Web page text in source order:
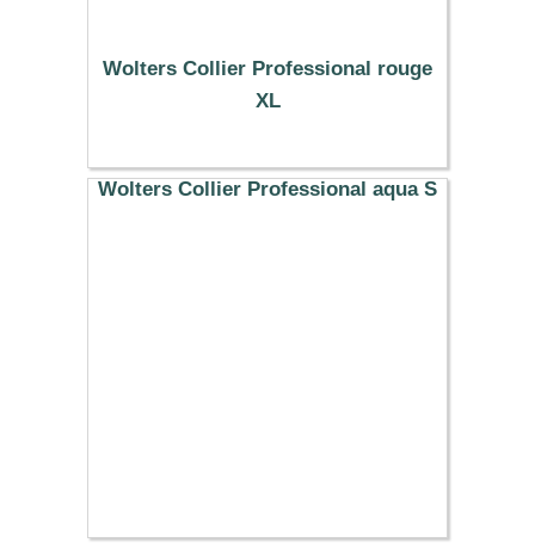
Wolters Collier Professional rouge
XL
16.19 €
Wolters Collier Professional aqua S